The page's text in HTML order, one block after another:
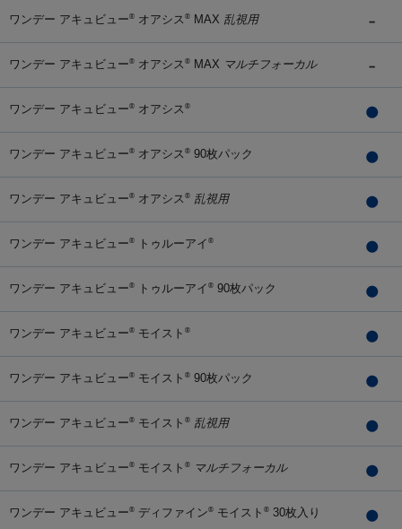
ワンデー アキュビュー® オアシス ® MAX 乱視用
ワンデー アキュビュー® オアシス ® MAX マルチフォーカル
ワンデー アキュビュー® オアシス ®
ワンデー アキュビュー® オアシス ® 90枚パック
ワンデー アキュビュー® オアシス ® 乱視用
ワンデー アキュビュー® トゥルーアイ ®
ワンデー アキュビュー® トゥルーアイ ® 90枚パック
ワンデー アキュビュー® モイスト ®
ワンデー アキュビュー® モイスト ® 90枚パック
ワンデー アキュビュー® モイスト ® 乱視用
ワンデー アキュビュー® モイスト ® マルチフォーカル
ワンデー アキュビュー® ディファイン® モイスト ® 30枚入り